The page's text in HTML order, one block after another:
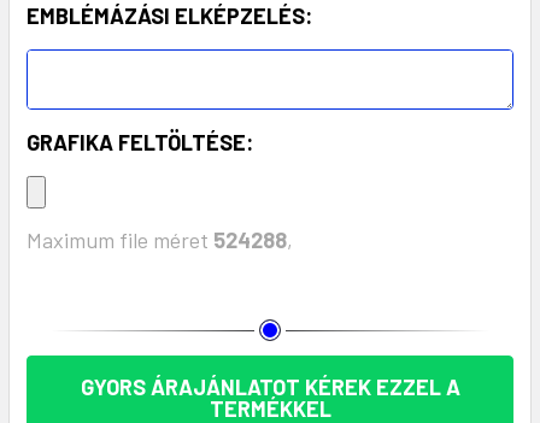
EMBLÉMÁZÁSI ELKÉPZELÉS:
GRAFIKA FELTÖLTÉSE:
Maximum file méret 524288,
GYORS ÁRAJÁNLATOT KÉREK EZZEL A
TERMÉKKEL